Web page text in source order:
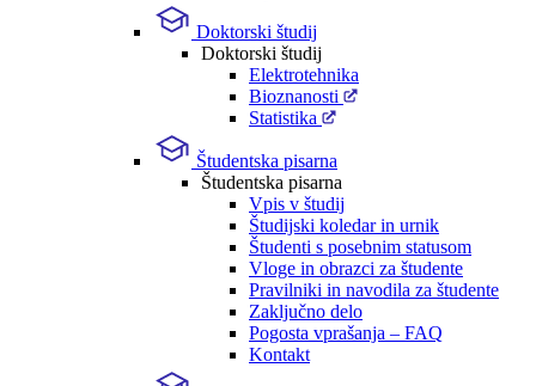
Doktorski študij
Doktorski študij
Elektrotehnika
Bioznanosti
Statistika
Študentska pisarna
Študentska pisarna
Vpis v študij
Študijski koledar in urnik
Študenti s posebnim statusom
Vloge in obrazci za študente
Pravilniki in navodila za študente
Zaključno delo
Pogosta vprašanja – FAQ
Kontakt